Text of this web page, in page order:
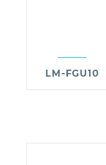
LM-FGU10